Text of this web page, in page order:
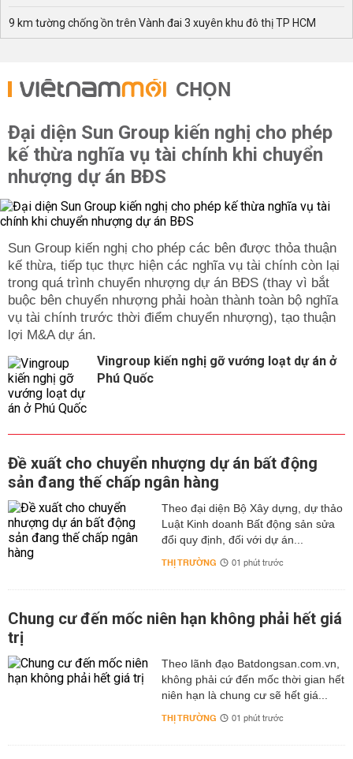
9 km tường chống ồn trên Vành đai 3 xuyên khu đô thị TP HCM
CHỌN
Đại diện Sun Group kiến nghị cho phép
kế thừa nghĩa vụ tài chính khi chuyển
nhượng dự án BĐS
Sun Group kiến nghị cho phép các bên được thỏa thuận
kế thừa, tiếp tục thực hiện các nghĩa vụ tài chính còn lại
trong quá trình chuyển nhượng dự án BĐS (thay vì bắt
buộc bên chuyển nhượng phải hoàn thành toàn bộ nghĩa
vụ tài chính trước thời điểm chuyển nhượng), tạo thuận
lợi M&A dự án.
Vingroup kiến nghị gỡ vướng loạt dự án ở
Phú Quốc
Đề xuất cho chuyển nhượng dự án bất động
sản đang thế chấp ngân hàng
Theo đại diện Bộ Xây dựng, dự thảo
Luật Kinh doanh Bất động sản sửa
đổi quy định, đối với dự án...
THỊ TRƯỜNG 01 phút trước
Chung cư đến mốc niên hạn không phải hết giá
trị
Theo lãnh đạo Batdongsan.com.vn,
không phải cứ đến mốc thời gian hết
niên hạn là chung cư sẽ hết giá...
THỊ TRƯỜNG 01 phút trước